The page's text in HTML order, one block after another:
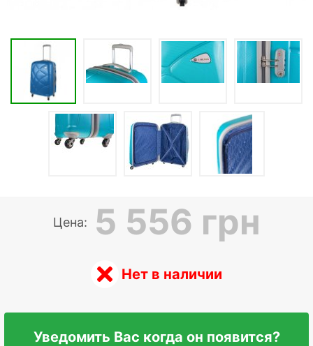
Цена: 5 556 грн
Нет в наличии
Уведомить Вас когда он появится?